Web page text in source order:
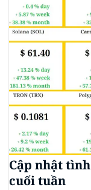
Cập nhật
cuối tuần